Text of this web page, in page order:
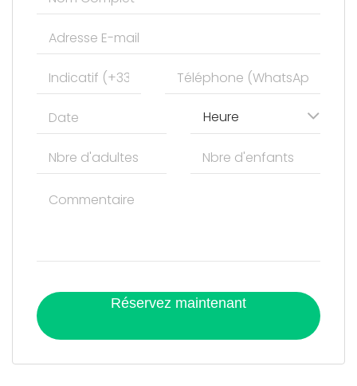
Heure
Réservez maintenant